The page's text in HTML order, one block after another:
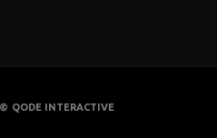
© QODE INTERACTIVE